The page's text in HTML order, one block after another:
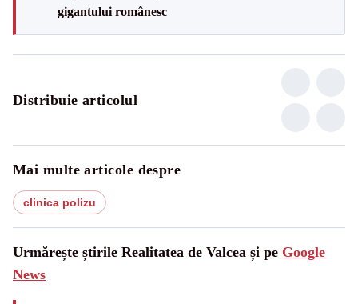
gigantului românesc
Distribuie articolul
Mai multe articole despre
clinica polizu
Urmărește știrile Realitatea de Valcea și pe Google
News